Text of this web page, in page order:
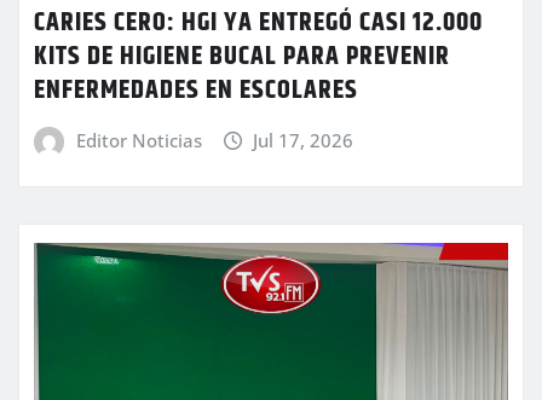
CARIES CERO: HGI YA ENTREGÓ CASI 12.000
KITS DE HIGIENE BUCAL PARA PREVENIR
ENFERMEDADES EN ESCOLARES
Editor Noticias Jul 17, 2026